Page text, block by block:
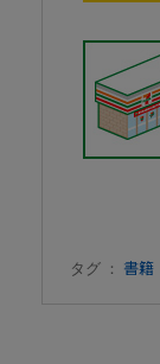
タグ ： 書籍